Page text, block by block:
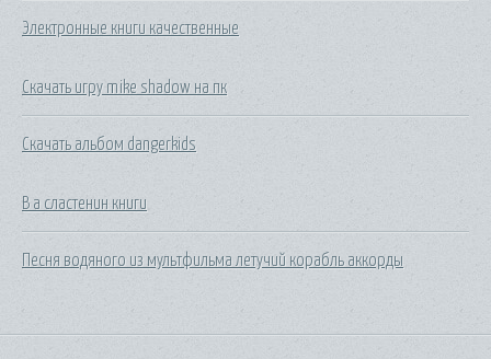
Электронные книги качественные
Скачать игру mike shadow на пк
Скачать альбом dangerkids
В а сластенин книги
Песня водяного из мультфильма летучий корабль аккорды